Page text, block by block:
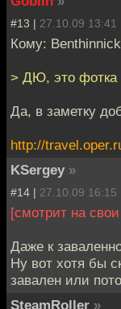
#13 | 27.10.09 13:41
Кому:
> ДЮ, это фотка
Да, в заметку
http://
KSergey »
#14 | 27.10.09 16:15
[смотрит на
Даже к
Ну вот хотя бы
завален или
SteamRoller »